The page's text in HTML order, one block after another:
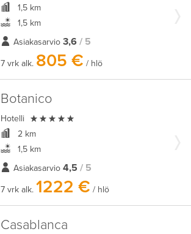
1,5 km
1,5 km
Asiakasarvio 3,6 / 5
7 vrk alk. 805 € / hlö
Botanico
Hotelli 
2 km
1,5 km
Asiakasarvio 4,5 / 5
7 vrk alk. 1222 € / hlö
Casablanca